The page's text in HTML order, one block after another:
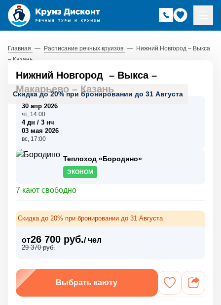
Главная — Расписание речных круизов — Нижний Новгород – Выкса
– Казань
Скидка до 20% при бронировании до 31 Августа
Нижний Новгород – Выкса–
Макарьево – Казань
30 апр 2026
чт, 14:00
4 дн / 3 нч
03 мая 2026
вс, 17:00
Теплоход «Бородино»
ЭКОНОМ
7 кают свободно
Скидка до 20% при бронировании до 31 Августа
от26 700 руб./ чел
29 370 руб.
Выбрать каюту